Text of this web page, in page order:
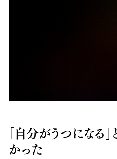
「自分がうつになる
かった